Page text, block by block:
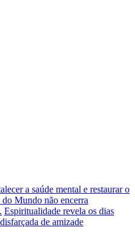
a saúde mental e restaurar o
Mundo não encerra
Espiritualidade revela os dias
de amizade